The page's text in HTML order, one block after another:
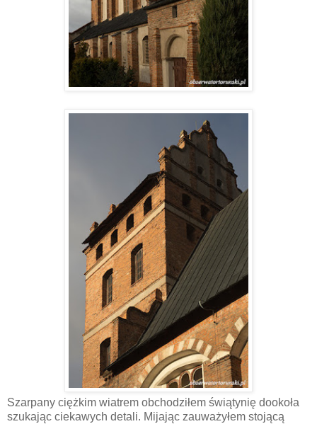
Szarpany ciężkim wiatrem obchodziłem świątynię dookoła
szukając ciekawych detali. Mijając zauważyłem stojącą